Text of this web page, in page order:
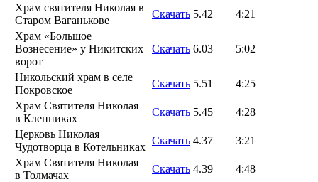
Храм святителя Николая в
Старом Ваганькове
Скачать 5.42
4:21
Храм «Большое
Вознесение» у Никитских
ворот
Скачать 6.03 5:02
Никольский храм в селе
Покровское
Скачать 5.51
4:25
Храм Святителя Николая
в Кленниках
Скачать 5.45
4:28
Церковь Николая
Чудотворца в Котельниках
Скачать 4.37
3:21
Храм Святителя Николая
в Толмачах
Скачать 4.39
4:48